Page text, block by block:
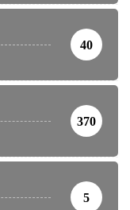
40
370
5